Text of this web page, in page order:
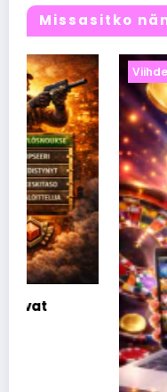
Missasitko
Viihde